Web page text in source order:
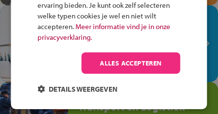
In de winkel ben je op je
plek!
op de winkelvloer, waar elke dag
anders is!
Jouw talent in de
Transport en Logistiek
ervaring bieden. Je kunt ook zelf selecteren
welke typen cookies je wel en niet wilt
accepteren. Meer informatie vind je in onze
privacyverklaring.
ALLES ACCEPTEREN
DETAILS WEERGEVEN